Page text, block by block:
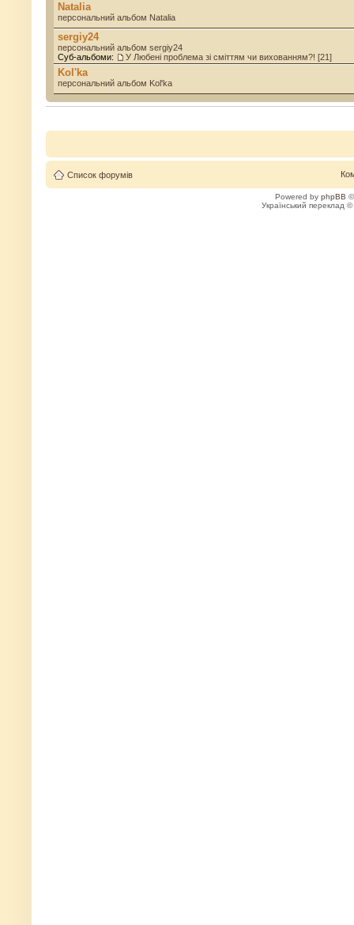
Natalia
персональний альбом Natalia
sergiy24
персональний альбом sergiy24
Суб-альбоми:
У Любені проблема зі сміттям чи вихованням?! [21]
Kol'ka
персональний альбом Kol'ka
Список форумів
Powered by phpBB
Український переклад